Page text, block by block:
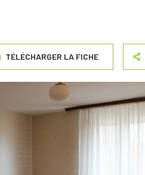
TÉLÉCHARGER LA FICHE